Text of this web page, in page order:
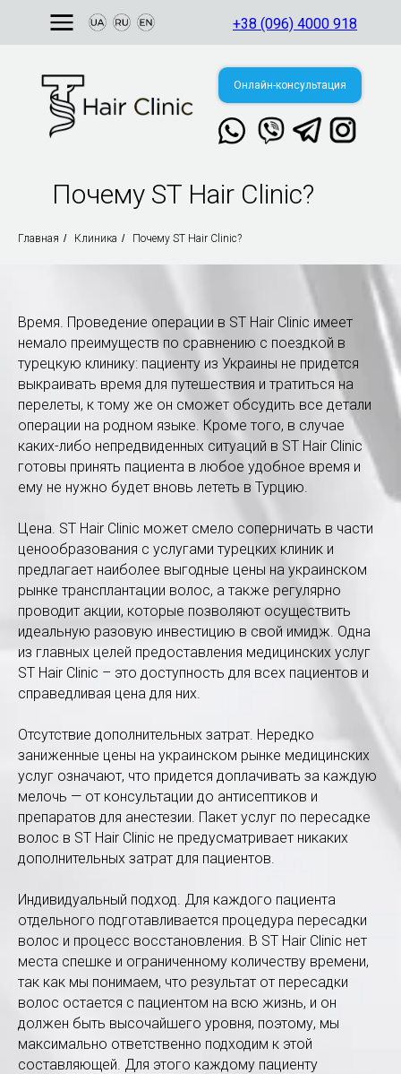
+38 (096) 4000 918
Свяжитесь с нами
г. Киев
Онлайн-консультация
Почему ST Hair Clinic?
Главная / Клиника / Почему ST Hair Clinic?
Время. Проведение операции в ST Hair Clinic имеет
немало преимуществ по сравнению с поездкой в
турецкую клинику: пациенту из Украины не придется
выкраивать время для путешествия и тратиться на
перелеты, к тому же он сможет обсудить все детали
операции на родном языке. Кроме того, в случае
каких-либо непредвиденных ситуаций в ST Hair Clinic
готовы принять пациента в любое удобное время и
ему не нужно будет вновь лететь в Турцию.
Цена. ST Hair Clinic может смело соперничать в части
ценообразования с услугами турецких клиник и
предлагает наиболее выгодные цены на украинском
рынке трансплантации волос, а также регулярно
проводит акции, которые позволяют осуществить
идеальную разовую инвестицию в свой имидж. Одна
из главных целей предоставления медицинских услуг
ST Hair Clinic – это доступность для всех пациентов и
справедливая цена для них.
Отсутствие дополнительных затрат. Нередко
заниженные цены на украинском рынке медицинских
услуг означают, что придется доплачивать за каждую
мелочь — от консультации до антисептиков и
препаратов для анестезии. Пакет услуг по пересадке
волос в ST Hair Clinic не предусматривает никаких
дополнительных затрат для пациентов.
Индивидуальный подход. Для каждого пациента
отдельного подготавливается процедура пересадки
волос и процесс восстановления. В ST Hair Clinic нет
места спешке и ограниченному количеству времени,
так как мы понимаем, что результат от пересадки
волос остается с пациентом на всю жизнь, и он
должен быть высочайшего уровня, поэтому, мы
максимально ответственно подходим к этой
составляющей. Для этого каждому пациенту